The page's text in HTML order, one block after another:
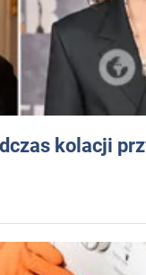
kolacji